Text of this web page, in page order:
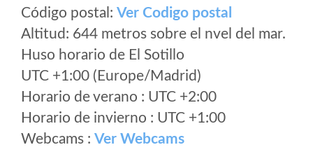
Código postal: Ver Codigo postal
Altitud: 644 metros sobre el nvel del mar.
Huso horario de El Sotillo
UTC +1:00 (Europe/Madrid)
Horario de verano : UTC +2:00
Horario de invierno : UTC +1:00
Webcams : Ver Webcams